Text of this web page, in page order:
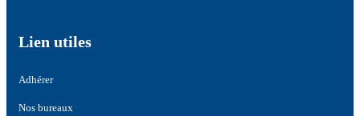
Lien utiles
Adhérer
Nos bureaux